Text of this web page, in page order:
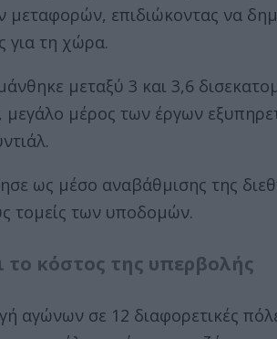
μεταφορών, επιδιώκοντας να
για τη χώρα.
μεταξύ 3 και 3,6
μεγάλο μέρος των έργων
ως μέσο αναβάθμισης της
τομείς των υποδομών.
το κόστος της υπερβολής
αγώνων σε 12 διαφορετικές